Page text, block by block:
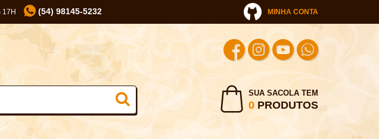
17H (54) 98145-5232 MINHA CONTA
SUA SACOLA TEM
0PRODUTOS